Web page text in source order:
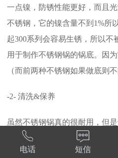
一点镍，防锈性能更好，而且光
不锈钢，它的镍含量不到1%所
起300系列会容易生锈，所以不
用于制作不锈钢锅的锅底。因
（而前两种不锈钢如果做底则
-2- 清洗&保养
虽然不锈钢锅真的很耐用，但
因为长时间浸泡盐水还是会有
用钢丝棉（不是钢丝球）。

电话

短信